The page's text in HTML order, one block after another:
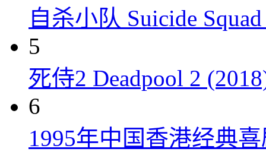
自杀小队 Suicide
5
死侍2 Deadpool 2
6
1995年中国香港经典